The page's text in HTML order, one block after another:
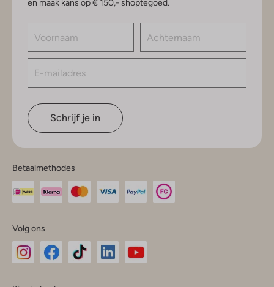
en maak kans op € 150,- shoptegoed.
Schrijf je in
Betaalmethodes
Volg ons